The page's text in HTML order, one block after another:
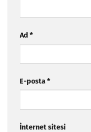
Ad *
E-posta*
İnternet sitesi